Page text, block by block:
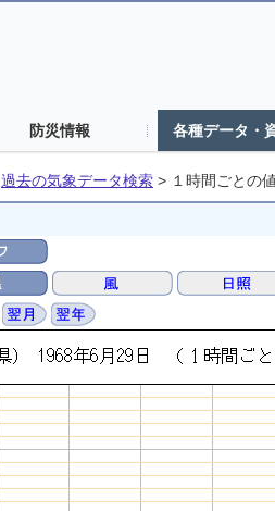
防災情報 各種データ・
過去の気象データ検索 > １時間ごとの